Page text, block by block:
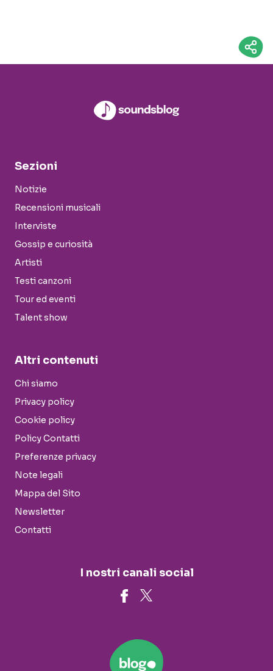
Sezioni
Notizie
Recensioni musicali
Interviste
Gossip e curiosità
Artisti
Testi canzoni
Tour ed eventi
Talent show
Altri contenuti
Chi siamo
Privacy policy
Cookie policy
Policy Contatti
Preferenze privacy
Note legali
Mappa del Sito
Newsletter
Contatti
I nostri canali social